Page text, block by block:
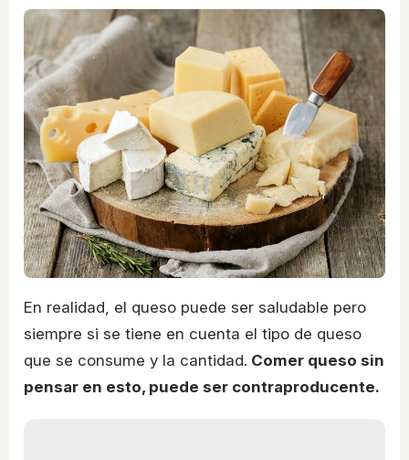
En realidad, el queso puede ser saludable pero
siempre si se tiene en cuenta el tipo de queso
que se consume y la cantidad. Comer queso sin
pensar en esto, puede ser contraproducente.